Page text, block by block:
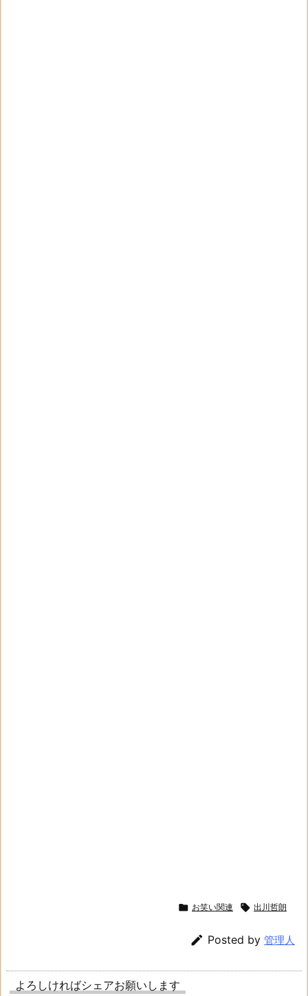
 お笑い関連  出川哲朗
 Posted by 管理人
よろしければシェアお願いします